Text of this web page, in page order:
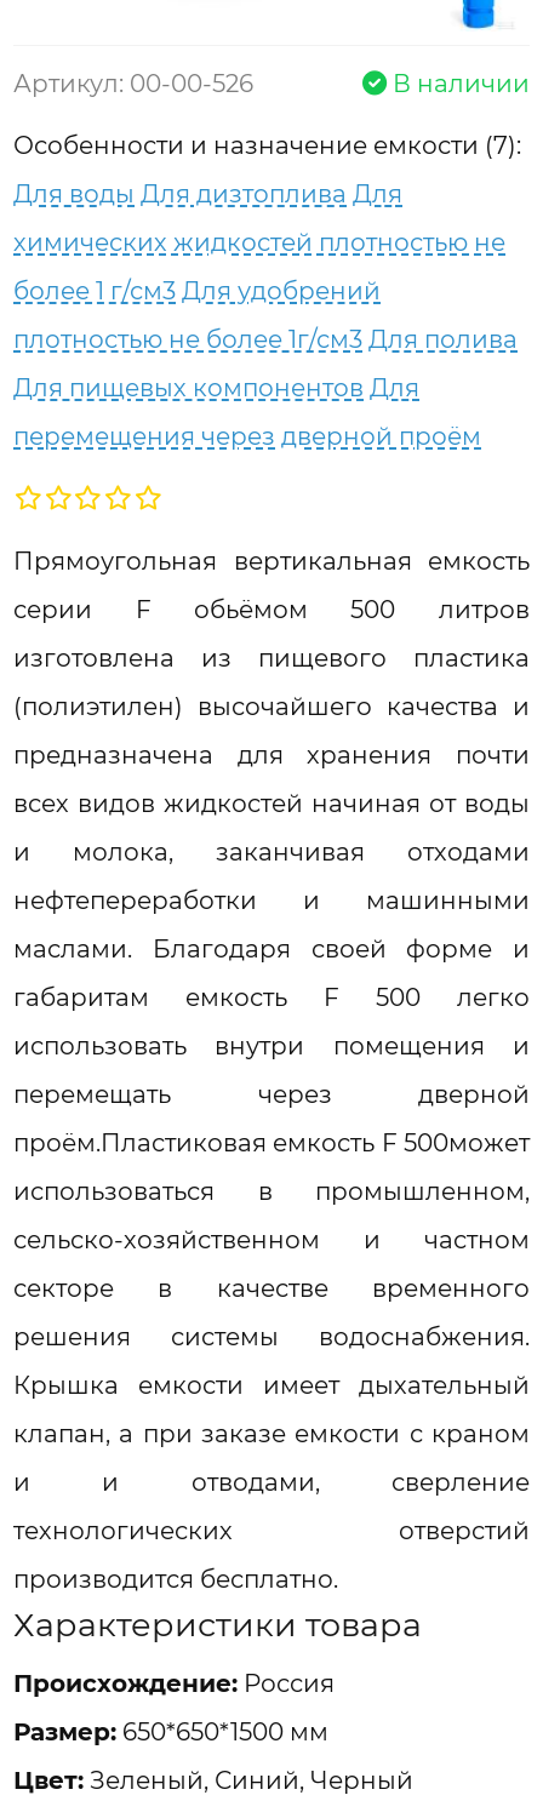
Артикул: 00-00-526 В наличии
Особенности и назначение емкости (7):
Для воды Для дизтоплива Для
химических жидкостей плотностью не
более 1 г/см3 Для удобрений
плотностью не более 1г/см3 Для полива
Для пищевых компонентов Для
перемещения через дверной проём
Прямоугольная вертикальная емкость
серии F обьёмом 500 литров
изготовлена из пищевого пластика
(полиэтилен) высочайшего качества и
предназначена для хранения почти
всех видов жидкостей начиная от воды
и молока, заканчивая отходами
нефтепереработки и машинными
маслами. Благодаря своей форме и
габаритам емкость F 500 легко
использовать внутри помещения и
перемещать через дверной
проём.Пластиковая емкость F 500может
использоваться в промышленном,
сельско-хозяйственном и частном
секторе в качестве временного
решения системы водоснабжения.
Крышка емкости имеет дыхательный
клапан, а при заказе емкости с краном
и и отводами, сверление
технологических отверстий
производится бесплатно.
Характеристики товара
Проиcхождение: Россия
Размер: 650*650*1500 мм
Цвет: Зеленый, Синий, Черный